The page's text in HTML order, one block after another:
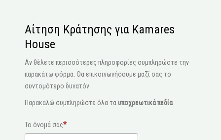
Αίτηση Κράτησης για Kamares
House
Αν θέλετε περισσότερες πληροφορίες συμπληρώστε την
παρακάτω φόρμα. Θα επικοινωνήσουμε μαζί σας το
συντομότερο δυνατόν.
Παρακαλώ συμπληρώστε όλα ταυποχρεωτικά πεδία
Το όνομά σας